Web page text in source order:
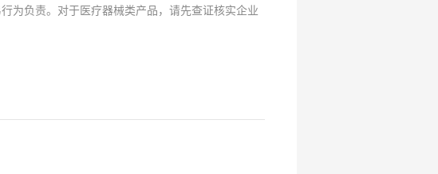
为负责。对于医疗器械类产品，请先查证核实企业